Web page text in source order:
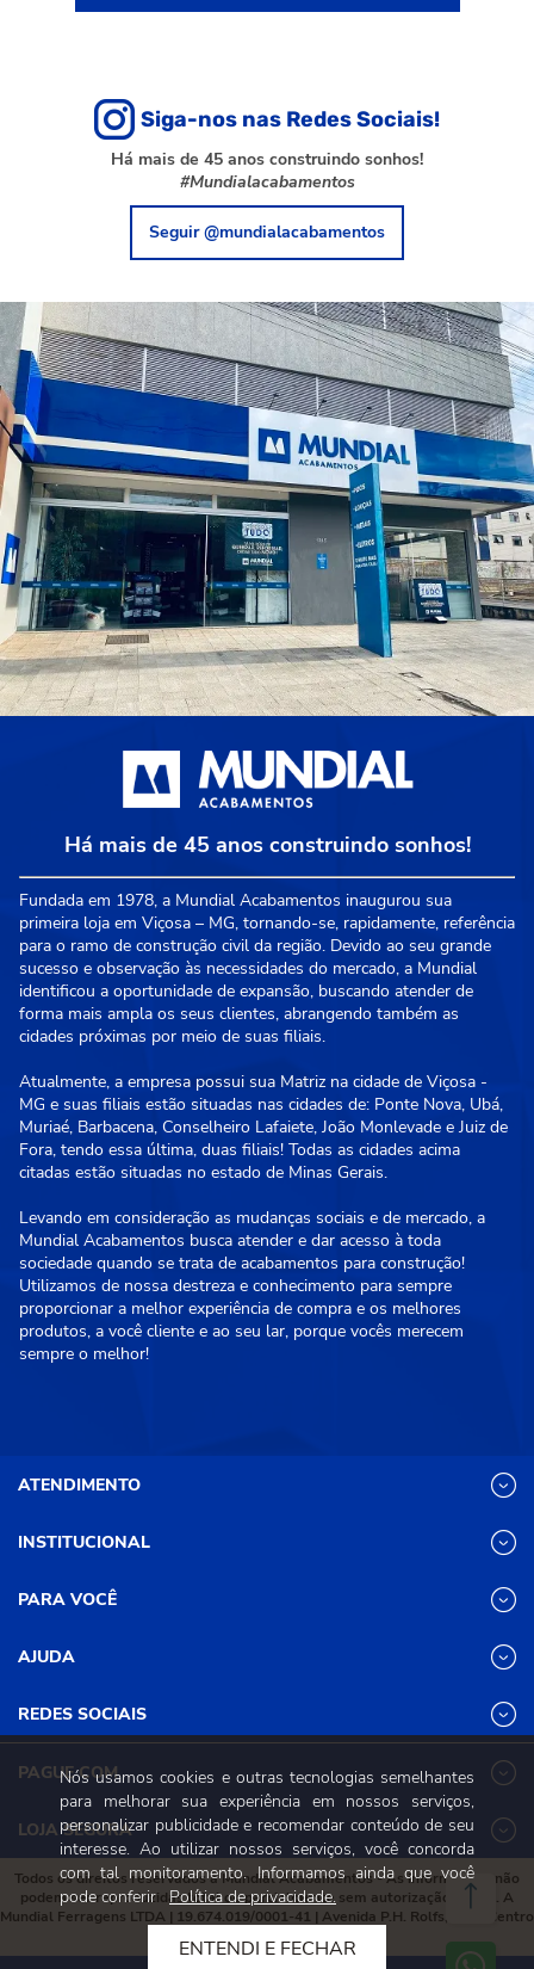
Siga-nos nas Redes Sociais!
Há mais de 45 anos construindo sonhos!
#Mundialacabamentos
Seguir @mundialacabamentos
Há mais de 45 anos construindo sonhos!
Fundada em 1978, a Mundial Acabamentos inaugurou sua
primeira loja em Viçosa – MG, tornando-se, rapidamente, referência
para o ramo de construção civil da região. Devido ao seu grande
sucesso e observação às necessidades do mercado, a Mundial
identificou a oportunidade de expansão, buscando atender de
forma mais ampla os seus clientes, abrangendo também as
cidades próximas por meio de suas filiais.
Atualmente, a empresa possui sua Matriz na cidade de Viçosa -
MG e suas filiais estão situadas nas cidades de: Ponte Nova, Ubá,
Muriaé, Barbacena, Conselheiro Lafaiete, João Monlevade e Juiz de
Fora, tendo essa última, duas filiais! Todas as cidades acima
citadas estão situadas no estado de Minas Gerais.
Levando em consideração as mudanças sociais e de mercado, a
Mundial Acabamentos busca atender e dar acesso à toda
sociedade quando se trata de acabamentos para construção!
Utilizamos de nossa destreza e conhecimento para sempre
proporcionar a melhor experiência de compra e os melhores
produtos, a você cliente e ao seu lar, porque vocês merecem
sempre o melhor!
ATENDIMENTO
Segunda a Sexta das 8h às 17h30
Sábado das 8h às 12h
(31) 3611-8200 Loja Física
INSTITUCIONAL
Nossas Lojas
Programa de
Relacionamento
Trabalhe Conosco
PARA VOCÊ
Minha conta
Revistas
AJUDA
Dúvidas
Frete e Entrega
Trocas e
Devoluções
Política de
Privacidade e
Segurança
REDES SOCIAIS
PAGUE COM
LOJA SEGURA
Todos os direitos reservados à Mundial Acabamentos - As informações não
podem ser reproduzidas total ou parcialmente sem autorização prévia. A
Mundial Ferragens LTDA | 19.674.019/0001-41 | Avenida P.H. Rolfs, 215 , Centro
Nós usamos cookies e outras tecnologias semelhantes
para melhorar sua experiência em nossos serviços,
personalizar publicidade e recomendar conteúdo de seu
interesse. Ao utilizar nossos serviços, você concorda
com tal monitoramento. Informamos ainda que você
pode conferir Política de privacidade.
ENTENDI E FECHAR